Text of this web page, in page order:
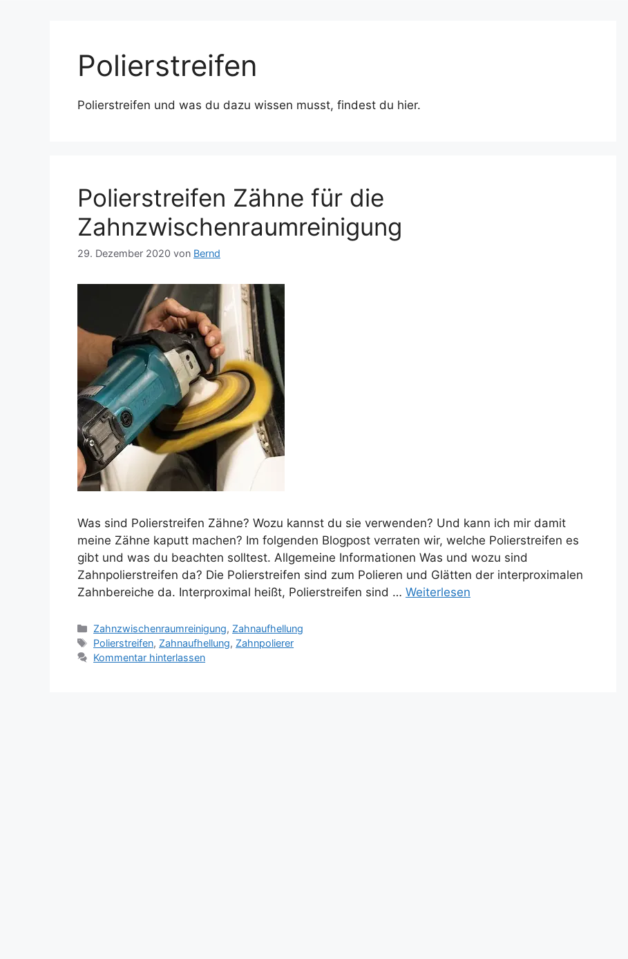
Polierstreifen
Polierstreifen und was du dazu wissen musst, findest du hier.
Polierstreifen Zähne für die
Zahnzwischenraumreinigung
29. Dezember 2020 von Bernd
Was sind Polierstreifen Zähne? Wozu kannst du sie verwenden? Und kann ich mir damit
meine Zähne kaputt machen? Im folgenden Blogpost verraten wir, welche Polierstreifen es
gibt und was du beachten solltest. Allgemeine Informationen Was und wozu sind
Zahnpolierstreifen da? Die Polierstreifen sind zum Polieren und Glätten der interproximalen
Zahnbereiche da. Interproximal heißt, Polierstreifen sind … Weiterlesen
Kategorien
Zahnzwischenraumreinigung, Zahnaufhellung
Schlagwörter
Polierstreifen, Zahnaufhellung, Zahnpolierer
Kommentar hinterlassen